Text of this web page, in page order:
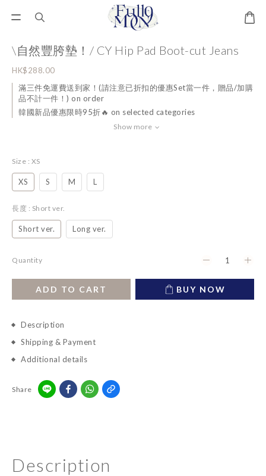
\自然豐胯墊！/ CY Hip Pad Boot-cut Jeans
HK$288.00
滿三件免運費送到家！(請注意已折扣的優惠Set當一件，贈品/加購
品不計一件！) on order
韓國新品優惠限時95折🔥 on selected categories
Show more
Size : XS
XS S M L
長度 : Short ver.
Short ver. Long ver.
Quantity
ADD TO CART BUY NOW
Description
Shipping & Payment
Additional details
Share
Description